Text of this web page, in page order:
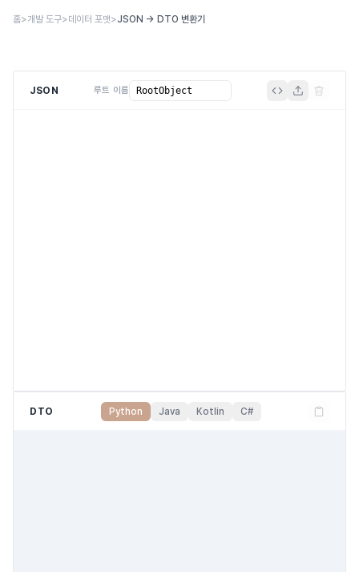
홈>개발 도구>데이터 포맷>JSON → DTO 변환기
JSON 루트 이름
DTO Python Java Kotlin C#